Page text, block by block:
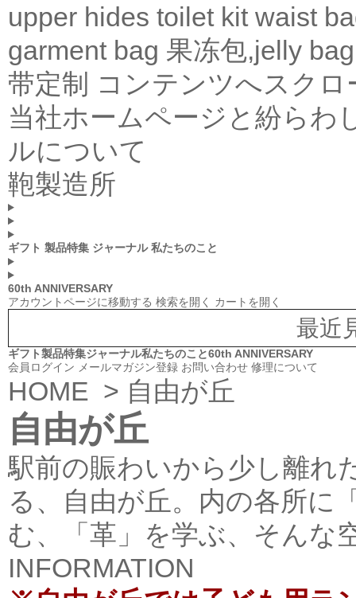
upper hides toilet kit waist
garment bag 果冻包,jelly bag
带定制
コンテンツへスクロ
当社ホームページと紛らわ
ルについて
鞄製造所
ギフト 製品特集 ジャーナル 私たちのこと
60th ANNIVERSARY
アカウントページに移動する 検索を開く カートを開く
最近
ギフト製品特集ジャーナル私たちのこと60th ANNIVERSARY
会員ログイン メールマガジン登録 お問い合わせ 修理について
HOME > 自由が丘
自由が丘
駅前の賑わいから少し離れ
る、自由が丘。内の各所に
む、「革」を学ぶ、そんな
INFORMATION